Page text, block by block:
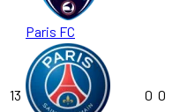
Paris FC
13 0 0